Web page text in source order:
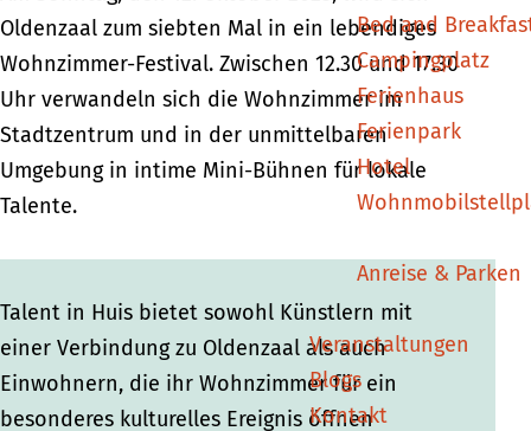
Bed and
Campingplatz
Ferienhaus
Ferienpark
Hotel
Anreise & Parken
Veranstaltungen
Blogs
Kontakt
Oldenzaal zum siebten Mal in ein lebendiges
Wohnzimmer-Festival. Zwischen 12.30 und 17.30
Uhr verwandeln sich die Wohnzimmer im
Stadtzentrum und in der unmittelbaren
Umgebung in intime Mini-Bühnen für lokale
Talente.
Talent in Huis bietet sowohl Künstlern mit
einer Verbindung zu Oldenzaal als auch
Einwohnern, die ihr Wohnzimmer für ein
besonderes kulturelles Ereignis öffnen